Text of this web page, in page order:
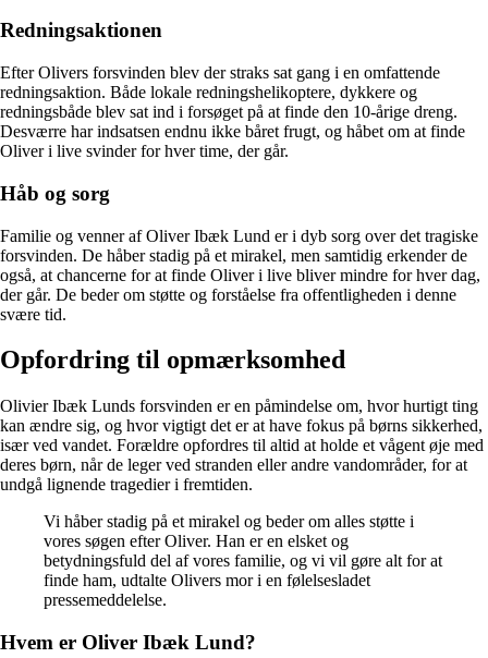
Redningsaktionen
Efter Olivers forsvinden blev der straks sat gang i en omfattende
redningsaktion. Både lokale redningshelikoptere, dykkere og
redningsbåde blev sat ind i forsøget på at finde den 10-årige dreng.
Desværre har indsatsen endnu ikke båret frugt, og håbet om at finde
Oliver i live svinder for hver time, der går.
Håb og sorg
Familie og venner af Oliver Ibæk Lund er i dyb sorg over det tragiske
forsvinden. De håber stadig på et mirakel, men samtidig erkender de
også, at chancerne for at finde Oliver i live bliver mindre for hver dag,
der går. De beder om støtte og forståelse fra offentligheden i denne
svære tid.
Opfordring til opmærksomhed
Olivier Ibæk Lunds forsvinden er en påmindelse om, hvor hurtigt ting
kan ændre sig, og hvor vigtigt det er at have fokus på børns sikkerhed,
især ved vandet. Forældre opfordres til altid at holde et vågent øje med
deres børn, når de leger ved stranden eller andre vandområder, for at
undgå lignende tragedier i fremtiden.
Vi håber stadig på et mirakel og beder om alles støtte i
vores søgen efter Oliver. Han er en elsket og
betydningsfuld del af vores familie, og vi vil gøre alt for at
finde ham, udtalte Olivers mor i en følelsesladet
pressemeddelelse.
Hvem er Oliver Ibæk Lund?